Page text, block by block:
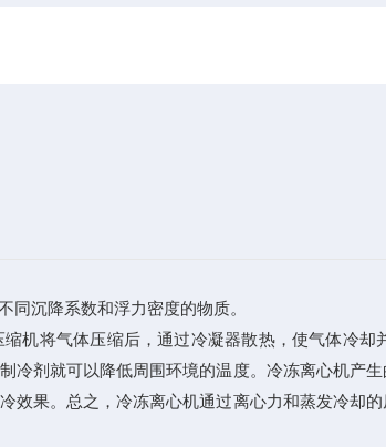
沉降系数和浮力密度的物质。
机将气体压缩后，通过冷凝器散热，使气体冷
冷剂就可以降低周围环境的温度。冷冻离心机产
果。总之，冷冻离心机通过离心力和蒸发冷却